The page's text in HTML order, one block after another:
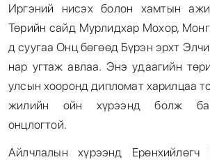
Иргэний нисэх болон хамтын
Төрийн сайд Мурлидхар Мохор,
д суугаа Онц бөгөөд Бүрэн эрхт
нар угтаж авлаа. Энэ удаагийн
улсын хооронд дипломат харилцаа
жилийн ойн хүрээнд болж
онцлогтой.
Айлчлалын хүрээнд Ерөнхийлөгч